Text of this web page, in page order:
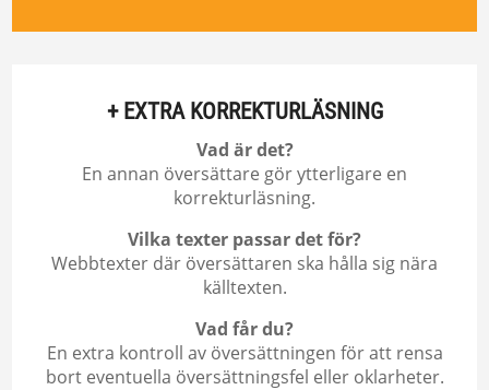
+ EXTRA KORREKTURLÄSNING
Vad är det?
En annan översättare gör ytterligare en
korrekturläsning.
Vilka texter passar det för?
Webbtexter där översättaren ska hålla sig nära
källtexten.
Vad får du?
En extra kontroll av översättningen för att rensa
bort eventuella översättningsfel eller oklarheter.